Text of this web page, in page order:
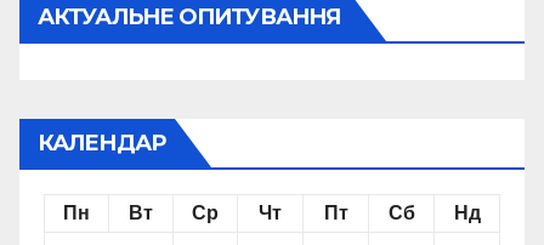
АКТУАЛЬНЕ ОПИТУВАННЯ
КАЛЕНДАР
Пн Вт Ср Чт Пт Сб Нд